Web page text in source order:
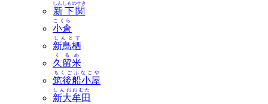
新下関
しんしものせき
小倉
こくら
新鳥栖
しんとす
久留米
くるめ
筑後船小屋
ちくごふなごや
新大牟田
しんおおむた